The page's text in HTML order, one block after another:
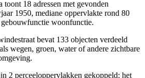
toont 18 adressen met gevonden
1950, mediane oppervlakte rond 80
woonfunctie.
bevat 133 objecten verdeeld
wegen, groen, water of andere zichtbare
2 perceeloppervlakken gekoppeld; het